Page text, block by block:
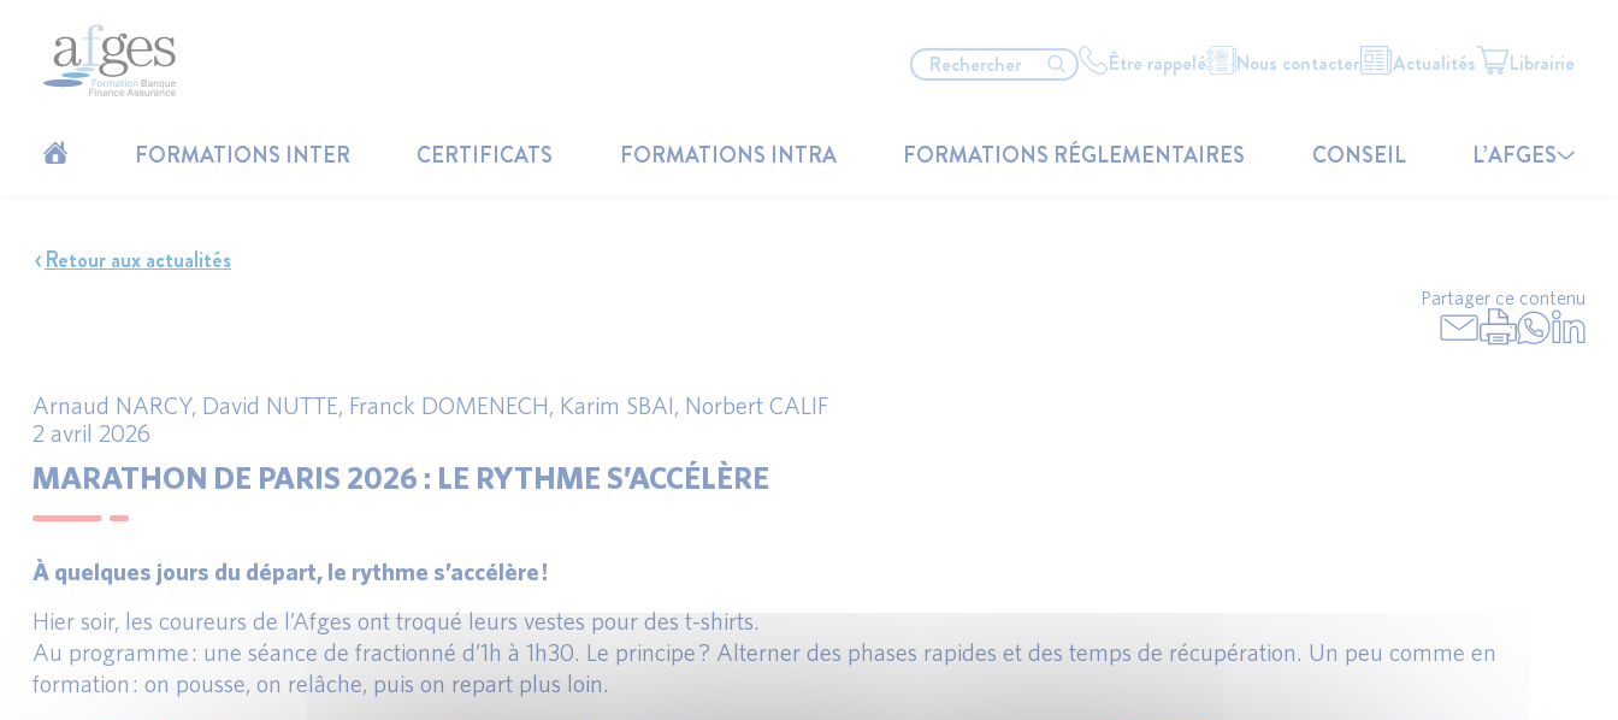
Être rappelé Nous contacter Actualités Librairie
FORMATIONS INTER CERTIFICATS FORMATIONS INTRA FORMATIONS RÉGLEMENTAIRES CONSEIL L’AFGES
Retour aux actualités
Partager ce contenu
Arnaud NARCY, David NUTTE, Franck DOMENECH, Karim SBAI, Norbert CALIF
2 avril 2026
MARATHON DE PARIS 2026 : LE RYTHME S’ACCÉLÈRE
À quelques jours du départ, le rythme s’accélère !
Hier soir, les coureurs de l’Afges ont troqué leurs vestes pour des t-shirts.
Au programme : une séance de fractionné d’1h à 1h30. Le principe ? Alterner des phases rapides et des temps de récupération. Un peu comme en
formation : on pousse, on relâche, puis on repart plus loin.